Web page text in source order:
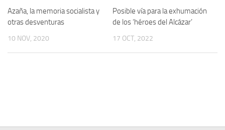
Enciclopedia Republicana
Militantes históricos IR
Azaña, la memoria socialista y
otras desventuras
10 NOV, 2020
Posible vía para la exhumación
de los ‘héroes del Alcázar’
17 OCT, 2022